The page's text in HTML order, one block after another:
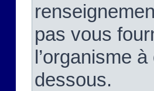
pas vous
l’organisme
dessous.